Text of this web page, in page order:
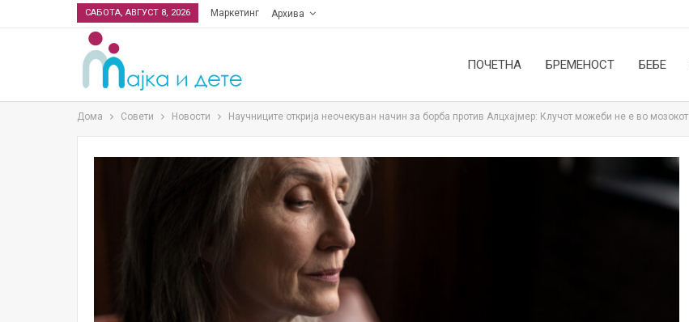
САБОТА, АВГУСТ 8, 2026 Маркетинг Архива
ПОЧЕТНА БРЕМЕНОСТ БЕБЕ
Дома Совети Новости Научниците открија неочекуван начин за борба против Алцхајмер: Клучот можеби не е во мозокот